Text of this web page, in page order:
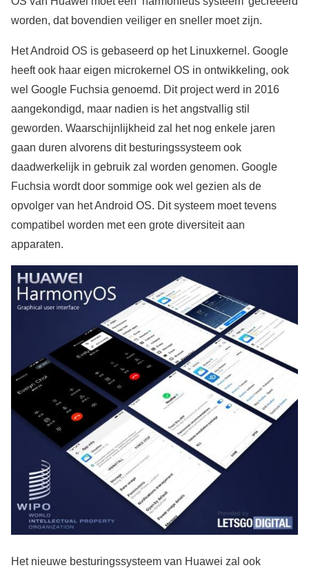
worden, dat bovendien veiliger en sneller moet zijn.
Het Android OS is gebaseerd op het Linuxkernel. Google
heeft ook haar eigen microkernel OS in ontwikkeling, ook
wel Google Fuchsia genoemd. Dit project werd in 2016
aangekondigd, maar nadien is het angstvallig stil
geworden. Waarschijnlijkheid zal het nog enkele jaren
gaan duren alvorens dit besturingssysteem ook
daadwerkelijk in gebruik zal worden genomen. Google
Fuchsia wordt door sommige ook wel gezien als de
opvolger van het Android OS. Dit systeem moet tevens
compatibel worden met een grote diversiteit aan
apparaten.
Het nieuwe besturingssysteem van Huawei zal ook